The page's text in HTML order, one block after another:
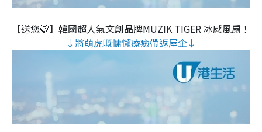
【送您🐯】韓國超人氣文創品牌MUZIK TIGER 冰感風扇！
↓將萌虎嘅慵懶療癒帶返屋企↓